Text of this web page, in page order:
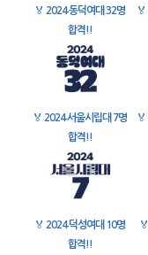
🏅 2024 동덕여대 32명
합격!!
🏅
🏅 2024 서울시립대 7명
합격!!
🏅
🏅 2024 덕성여대 10명
합격!!
🏅